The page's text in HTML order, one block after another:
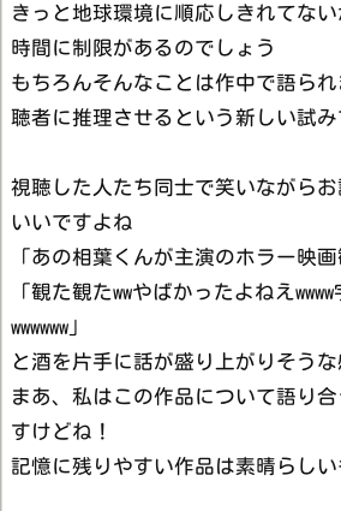
きっと地球環境に順応しきれてな
時間に制限があるのでしょう
もちろんそんなことは作中で語ら
聴者に推理させるという新しい試み
視聴した人たち同士で笑いながら
いいですよね
「あの相葉くんが主演のホラー映画
「観た観たwwやばかったよねえ
wwwwww」
と酒を片手に話が盛り上がりそう
まあ、私はこの作品について語り
すけどね！
記憶に残りやすい作品は素晴らしい